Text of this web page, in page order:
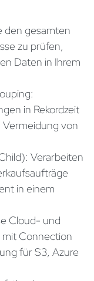
den gesamten
zu prüfen,
Daten in Ihrem
in Rekordzeit
von
Verarbeiten
in einem
Cloud- und
Connection
für S3, Azure